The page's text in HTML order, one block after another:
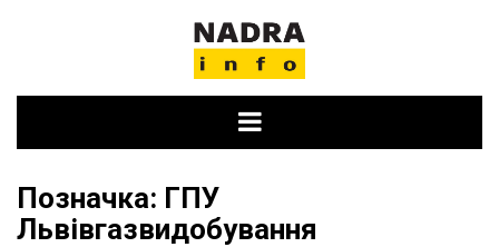
Позначка: ГПУ
Львівгазвидобування